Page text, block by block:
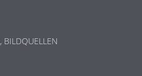
BILDQUELLEN